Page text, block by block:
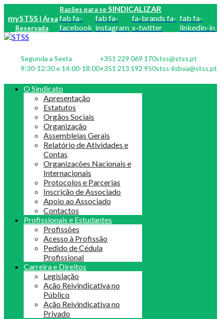
Razões para se SINDICALIZAR
mySTSS | Área
Reservada
fab fa-
facebook
fab fa-
instagram
fa-brands fa-
x-twitter
fab fa-
linkedin-in
Segunda a Sexta
9:30-12:30 e 14:00-18:00
+351 229 069 170
+351 213 192 950
stss@stss.pt
stss-lisboa@stss.pt
O Sindicato
Apresentação
Estatutos
Orgãos Sociais
Organização
Assembleias Gerais
Relatório de Atividades e
Contas
Organizações Nacionais e
Internacionais
Protocolos e Parcerias
Inscrição de Associado
Apoio ao Associado
Contactos
Profissionais e Estudantes
Profissões
Acesso à Profissão
Pedido de Cédula
Profissional
Carreira e Direitos
Legislação
Ação Reivindicativa no
Público
Ação Reivindicativa no
Privado